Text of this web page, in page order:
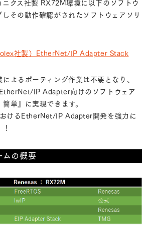
ニクス社製 RX72M環境に以下のソフトウ
しその動作確認がされたソフトウェアソリ
社製）EtherNet/IP Adapter Stack
によるポーティング作業は不要となり、
IP Adapter向けのソフトウェア
単』に実現できます。
けるEtherNet/IP Adapter開発を強力に
ムの概要